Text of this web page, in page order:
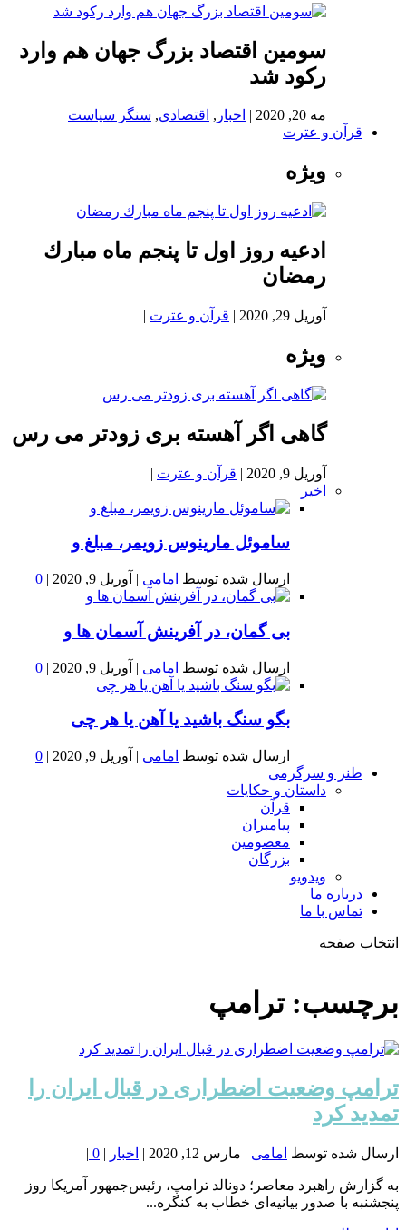
سومین اقتصاد بزرگ جهان هم وارد
رکود شد
مه 20, 2020 | اخبار , اقتصادی, سنگر سیاست |
قرآن و عترت
ویژه
ادعيه روز اول تا پنجم ماه مبارك
رمضان
آوریل 29, 2020 | قرآن و عترت |
ویژه
گاهی اگر آهسته بری زودتر می رس
آوریل 9, 2020 | قرآن و عترت |
اخیر
ساموئل مارینوس زویمر، مبلغ و
ارسال شده توسط امامی | آوریل 9, 2020 |
0
بى گمان، در آفرينش آسمان ها و
ارسال شده توسط امامی | آوریل 9, 2020 |
0
بگو سنگ باشید یا آهن یا هر چی
ارسال شده توسط امامی | آوریل 9, 2020 |
0
طنز و سرگرمی
داستان و حکایات
قرآن
پیامبران
معصومین
بزرگان
ویدویو
درباره ما
تماس با ما
انتخاب صفحه
شمال
برچسب:ترامپ
ترامپ وضعیت اضطراری در قبال ایران را
تمدید کرد
ارسال شده توسط امامی | مارس 12, 2020 | اخبار |
0
|
به گزارش راهبرد معاصر؛ دونالد ترامپ، رئیس‌جمهور آمریکا روز
پنجشنبه با صدور بیانیه‌ای خطاب به کنگره...